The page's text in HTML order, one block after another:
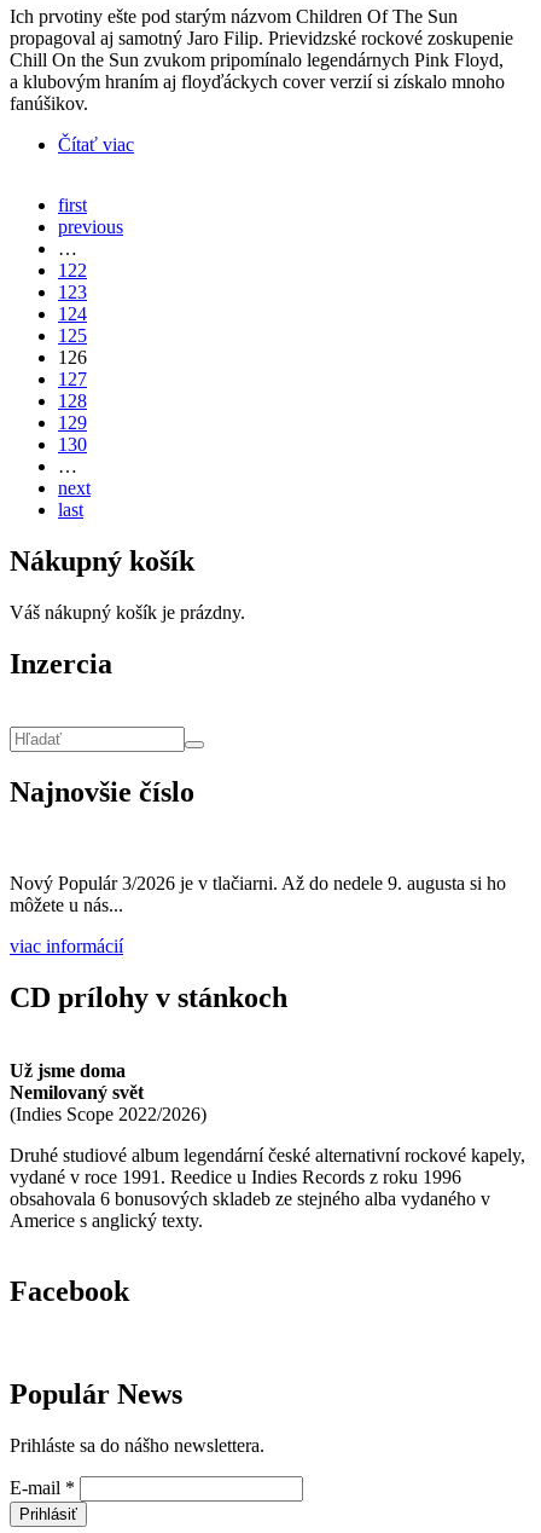
Ich prvotiny ešte pod starým názvom Children Of The Sun
propagoval aj samotný Jaro Filip. Prievidzské rockové zoskupenie
Chill On the Sun zvukom pripomínalo legendárnych Pink Floyd,
a klubovým hraním aj floyďáckych cover verzií si získalo mnoho
fanúšikov.
Čítať viac
first
previous
…
122
123
124
125
126
127
128
129
130
…
next
last
Nákupný košík
Váš nákupný košík je prázdny.
Inzercia
Najnovšie číslo
Nový Populár 3/2026 je v tlačiarni. Až do nedele 9. augusta si ho
môžete u nás...
viac informácií
CD prílohy v stánkoch
Už jsme doma
Nemilovaný svět
(Indies Scope 2022/2026)
Druhé studiové album legendární české alternativní rockové kapely,
vydané v roce 1991. Reedice u Indies Records z roku 1996
obsahovala 6 bonusových skladeb ze stejného alba vydaného v
Americe s anglický texty.
Facebook
Populár News
Prihláste sa do nášho newslettera.
E-mail *
Prihlásiť